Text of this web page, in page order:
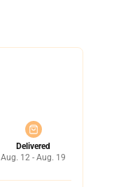
Delivered
Aug. 12 - Aug. 19